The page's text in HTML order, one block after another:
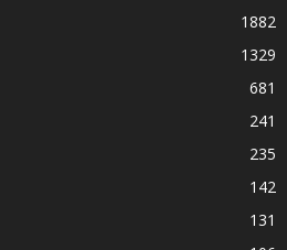
1882
1329
681
241
235
142
131